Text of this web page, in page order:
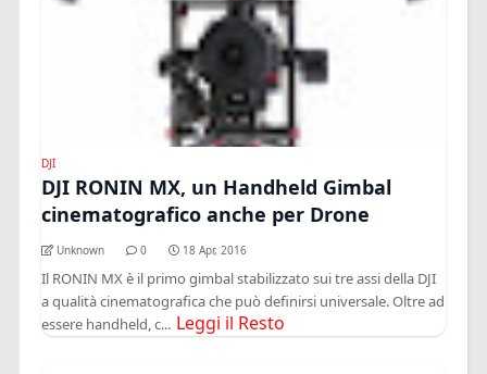
DJI
DJI RONIN MX, un Handheld Gimbal
cinematografico anche per Drone
Unknown 0 18 Apr, 2016
Il RONIN MX è il primo gimbal stabilizzato sui tre assi della DJI
a qualità cinematografica che può definirsi universale. Oltre ad
essere handheld, c... Leggi il Resto